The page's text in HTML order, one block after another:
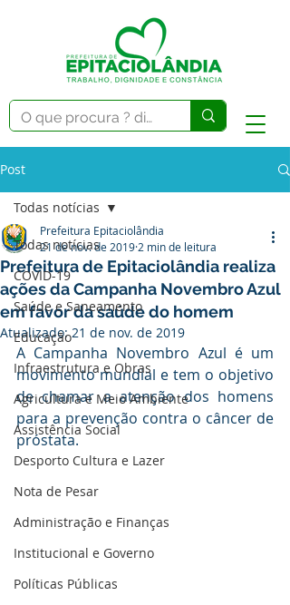
Post
Todas notícias
COVID-19
Saúde e Saneamento
Educação
Infraestrutura e Obras
Agricultura e Meio Ambiente
Assistência Social
Desporto Cultura e Lazer
Nota de Pesar
Administração e Finanças
Institucional e Governo
Políticas Públicas
Todas notícias
Prefeitura de Epitaciolândia realiza
ações da Campanha Novembro Azul
em favor da saúde do homem
Prefeitura Epitaciolândia
21 de nov. de 2019 2 min de leitura
Atualizado:21 de nov. de 2019
A Campanha Novembro Azul é um
movimento mundial e tem o objetivo
de chamar a atenção dos homens
para a prevenção contra o câncer de
próstata.